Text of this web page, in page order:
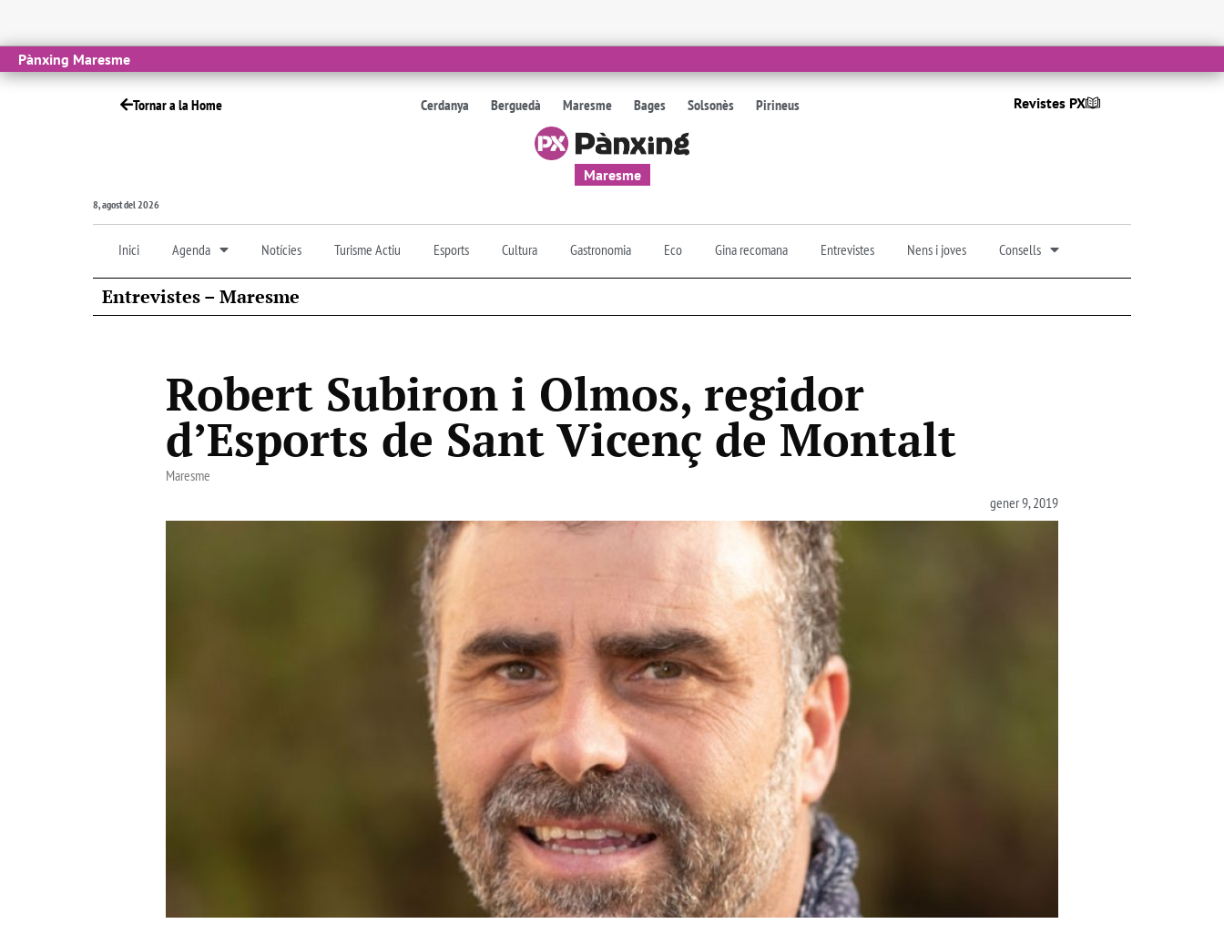
Pànxing Maresme
Tornar a la Home Cerdanya Berguedà Maresme Bages Solsonès Pirineus Revistes PX
Maresme
8, agost del 2026
Inici Agenda Notícies Turisme Actiu Esports Cultura Gastronomia Eco Gina recomana Entrevistes Nens i joves Consells
Entrevistes – Maresme
Robert Subiron i Olmos, regidor
d’Esports de Sant Vicenç de Montalt
Maresme
gener 9, 2019